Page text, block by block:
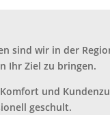
sind wir in der
Ihr Ziel zu bringen.
und
geschult.